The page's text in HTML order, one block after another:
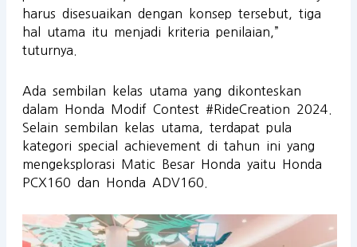
harus disesuaikan dengan konsep tersebut, tiga
hal utama itu menjadi kriteria penilaian,”
tuturnya.
Ada sembilan kelas utama yang dikonteskan
dalam Honda Modif Contest #RideCreation 2024.
Selain sembilan kelas utama, terdapat pula
kategori special achievement di tahun ini yang
mengeksplorasi Matic Besar Honda yaitu Honda
PCX160 dan Honda ADV160.